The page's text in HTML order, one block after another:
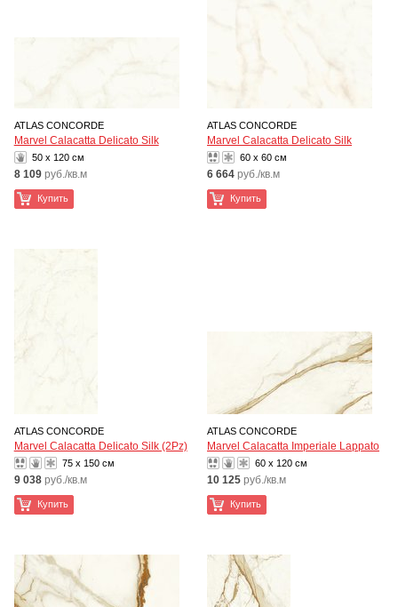
ATLAS CONCORDE
Marvel Calacatta Delicato Silk
50 x 120 см
8 109 руб./кв.м
Купить
ATLAS CONCORDE
Marvel Calacatta Delicato Silk
60 x 60 см
6 664 руб./кв.м
Купить
ATLAS CONCORDE
Marvel Calacatta Delicato Silk (2Pz)
75 x 150 см
9 038 руб./кв.м
Купить
ATLAS CONCORDE
Marvel Calacatta Imperiale Lappato
60 x 120 см
10 125 руб./кв.м
Купить